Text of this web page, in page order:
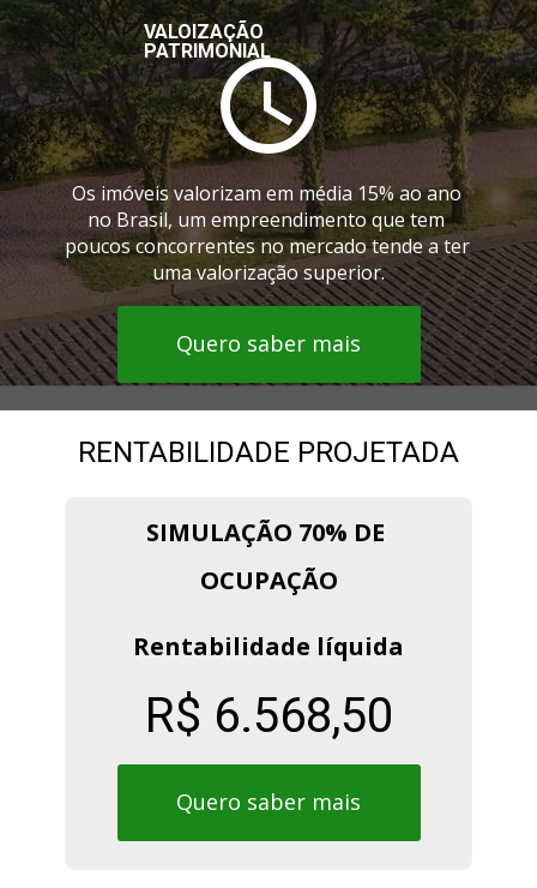
VALOIZAÇÃO
PATRIMONIAL
Os imóveis valorizam em média 15% ao ano
no Brasil, um empreendimento que tem
poucos concorrentes no mercado tende a ter
uma valorização superior.
Quero saber mais
R$ 6.568,50
RENTABILIDADE PROJETADA
SIMULAÇÃO 70% DE
OCUPAÇÃO
Rentabilidade líquida
Quero saber mais